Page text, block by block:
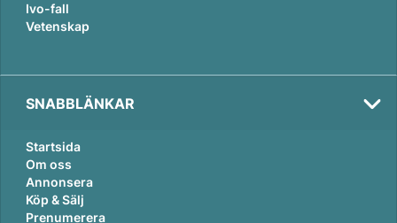
Ivo-fall
Vetenskap
SNABBLÄNKAR
Startsida
Om oss
Annonsera
Köp & Sälj
Prenumerera